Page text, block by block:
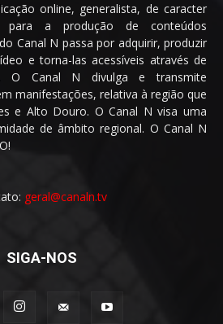
online, generalista, de caracter
para a produção de conteúdos
Canal N passa por adquirir, produzir
e torna-las acessíveis através de
O Canal N divulga e transmite
manifestações, relativa à região que
e Alto Douro. O Canal N visa uma
de âmbito regional. O Canal N
geral@canaln.tv
SIGA-NOS